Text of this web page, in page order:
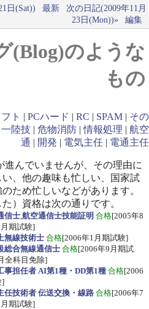
日(Sat)) 最新
次の日記(2009年11月
23日(Mon))»
編集
(Blog)のような
もの
ト | PCハード | RC | SPAM | その
一陸技 | 危物消防 |情報処理 | 航空
通 | 開発 | 電気主任 | 電通主任
進んでいませんが、その理由に
、他の趣味も忙しい、国家試
ため忙しいなどがあります。
）資格は次の通りです。
信士,航空通信士技能証明 合格[2005年8
期試験]
無線技術士 合格[2006年1月期試験]
総合無線通信士 合格[2006年9月期試
全科目免除]
事担任者 AI第1種・DD第1種 合格[2006
]
任技術者 伝送交換・線路 合格[2006年7
期試験]